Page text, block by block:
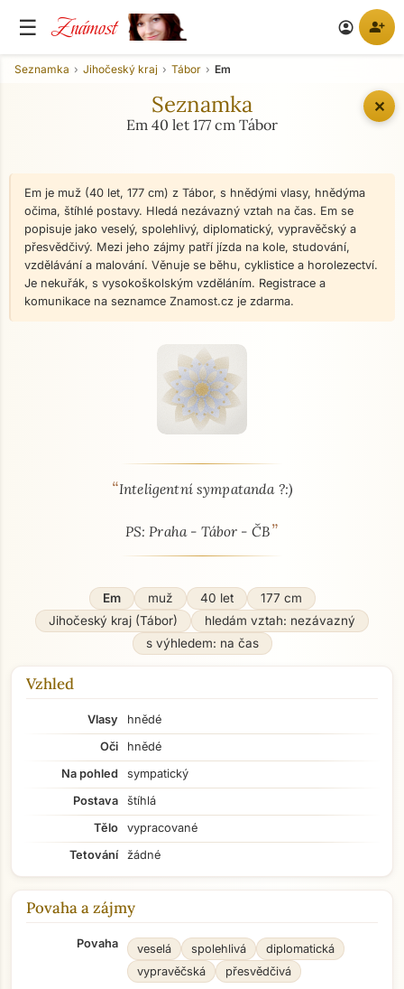
☰ Známost account_circle person_add
✕
Seznamka Jihočeský kraj Tábor Em
Seznamka
Em 40 let 177 cm Tábor
Em je muž (40 let, 177 cm) z Tábor, s hnědými vlasy, hnědýma
očima, štíhlé postavy. Hledá nezávazný vztah na čas. Em se
popisuje jako veselý, spolehlivý, diplomatický, vypravěčský a
přesvědčivý. Mezi jeho zájmy patří jízda na kole, studování,
vzdělávání a malování. Věnuje se běhu, cyklistice a horolezectví.
Je nekuřák, s vysokoškolským vzděláním. Registrace a
komunikace na seznamce Znamost.cz je zdarma.
O mně - seznamka profil
“Inteligentní sympatanda ?:)
PS: Praha - Tábor - ČB”
Em muž 40 let
177 cm
Jihočeský kraj (Tábor)
hledám vztah: nezávazný
s výhledem: na čas
Vzhled
Vlasy
hnědé
Oči
hnědé
Na pohled
sympatický
Postava
štíhlá
Tělo
vypracované
Tetování
žádné
Povaha a zájmy
Povaha veselá spolehlivá
diplomatická
vypravěčská
přesvědčivá